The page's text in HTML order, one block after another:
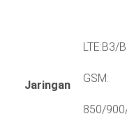
Jaringan
LTE:B3/
GSM:
850/